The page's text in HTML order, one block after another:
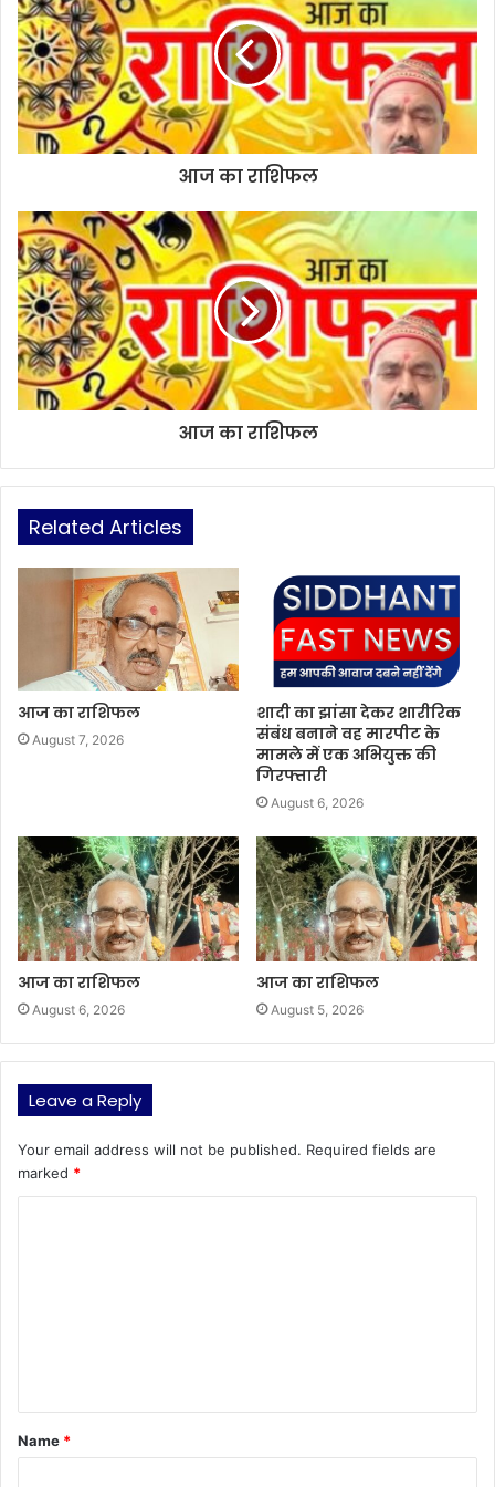
t
e
आज का राशिफल
आज का राशिफल
Related Articles
आज का राशिफल
August 7, 2026
शादी का झांसा देकर शारीरिक
संबंध बनाने वह मारपीट के
मामले में एक अभियुक्त की
गिरफ्तारी
August 6, 2026
आज का राशिफल
August 6, 2026
आज का राशिफल
August 5, 2026
Leave a Reply
Your email address will not be published. Required fields are
marked *
t
*
Name *